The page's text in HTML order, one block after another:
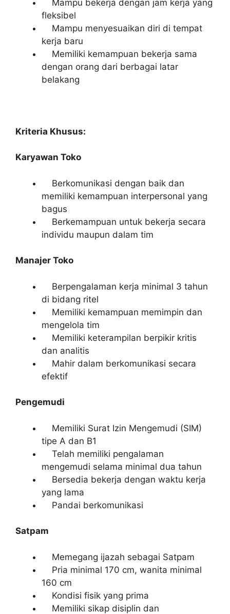
Mampu bekerja dengan jam kerja yang
fleksibel
Mampu menyesuaikan diri di tempat
kerja baru
Memiliki kemampuan bekerja sama
dengan orang dari berbagai latar
belakang
Kriteria Khusus:
Karyawan Toko
Berkomunikasi dengan baik dan
memiliki kemampuan interpersonal yang
bagus
Berkemampuan untuk bekerja secara
individu maupun dalam tim
Manajer Toko
Berpengalaman kerja minimal 3 tahun
di bidang ritel
Memiliki kemampuan memimpin dan
mengelola tim
Memiliki keterampilan berpikir kritis
dan analitis
Mahir dalam berkomunikasi secara
efektif
Pengemudi
Memiliki Surat Izin Mengemudi (SIM)
tipe A dan B1
Telah memiliki pengalaman
mengemudi selama minimal dua tahun
Bersedia bekerja dengan waktu kerja
yang lama
Pandai berkomunikasi
Satpam
Memegang ijazah sebagai Satpam
Pria minimal 170 cm, wanita minimal
160 cm
Kondisi fisik yang prima
Memiliki sikap disiplin dan